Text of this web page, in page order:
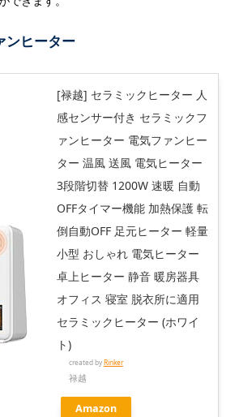
ヒーター
[禄越] セラミックヒーター 人
感センサー付き セラミックフ
ァンヒーター 電気ファンヒー
ター 温風 送風 電気ヒーター
3段階切替 1200W 速暖 自動
OFFタイマー機能 加熱保護 転
倒自動OFF 足元ヒーター 軽量
小型 おしゃれ 電気ヒーター
卓上ヒーター 静音 暖房器具
オフィス 寝室 脱衣所に適用
セラミックヒーター (ホワイ
ト)
created by Rinker
禄越
Amazon